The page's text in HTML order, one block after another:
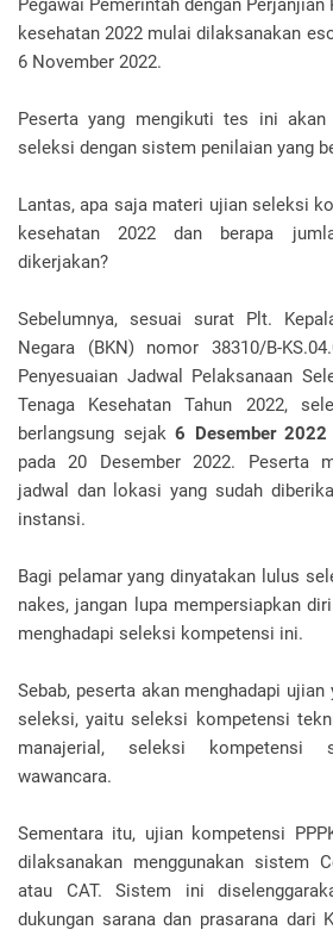
Pegawai Pemerintah dengan Perjanjian
kesehatan 2022 mulai dilaksanakan
6 November 2022.
Peserta yang mengikuti tes ini akan
seleksi dengan sistem penilaian yang
Lantas, apa saja materi ujian seleksi
kesehatan 2022 dan berapa
dikerjakan?
Sebelumnya, sesuai surat Plt.
Negara (BKN) nomor 38310/B-
Penyesuaian Jadwal Pelaksanaan
Tenaga Kesehatan Tahun 2022,
berlangsung sejak 6 Desember 2022
pada 20 Desember 2022. Peserta
jadwal dan lokasi yang sudah
instansi.
Bagi pelamar yang dinyatakan lulus
nakes, jangan lupa mempersiapkan
menghadapi seleksi kompetensi ini.
Sebab, peserta akan menghadapi
seleksi, yaitu seleksi kompetensi
manajerial, seleksi kompetensi
wawancara.
Sementara itu, ujian kompetensi
dilaksanakan menggunakan sistem
atau CAT. Sistem ini
dukungan sarana dan prasarana dari